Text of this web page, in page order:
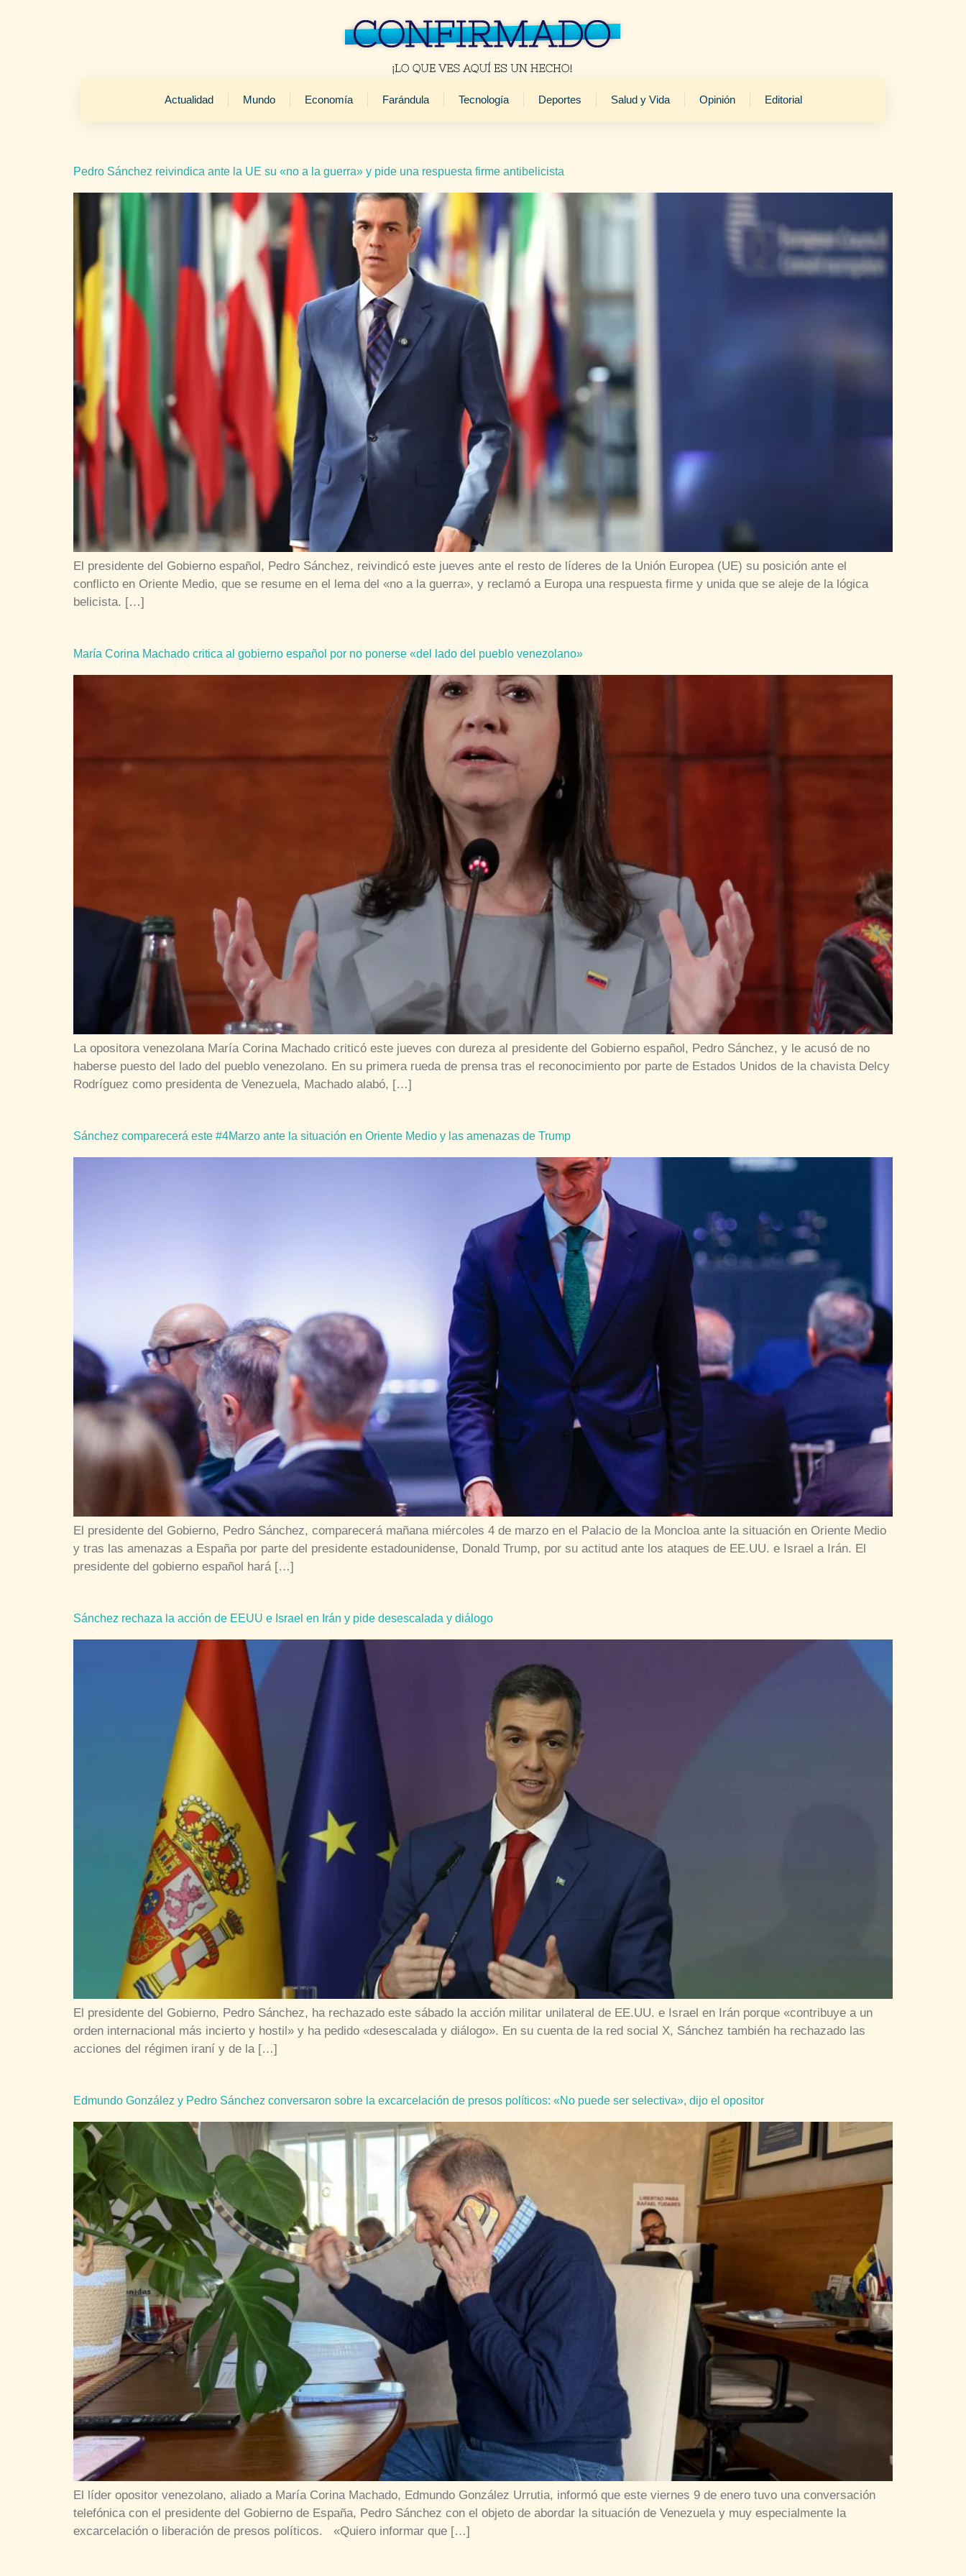
Actualidad Mundo Economía Farándula Tecnología Deportes Salud y Vida Opinión Editorial
Pedro Sánchez reivindica ante la UE su «no a la guerra» y pide una respuesta firme antibelicista
El presidente del Gobierno español, Pedro Sánchez, reivindicó este jueves ante el resto de líderes de la Unión Europea (UE) su posición ante el
conflicto en Oriente Medio, que se resume en el lema del «no a la guerra», y reclamó a Europa una respuesta firme y unida que se aleje de la lógica
belicista. […]
María Corina Machado critica al gobierno español por no ponerse «del lado del pueblo venezolano»
La opositora venezolana María Corina Machado criticó este jueves con dureza al presidente del Gobierno español, Pedro Sánchez, y le acusó de no
haberse puesto del lado del pueblo venezolano. En su primera rueda de prensa tras el reconocimiento por parte de Estados Unidos de la chavista Delcy
Rodríguez como presidenta de Venezuela, Machado alabó, […]
Sánchez comparecerá este #4Marzo ante la situación en Oriente Medio y las amenazas de Trump
El presidente del Gobierno, Pedro Sánchez, comparecerá mañana miércoles 4 de marzo en el Palacio de la Moncloa ante la situación en Oriente Medio
y tras las amenazas a España por parte del presidente estadounidense, Donald Trump, por su actitud ante los ataques de EE.UU. e Israel a Irán. El
presidente del gobierno español hará […]
Sánchez rechaza la acción de EEUU e Israel en Irán y pide desescalada y diálogo
El presidente del Gobierno, Pedro Sánchez, ha rechazado este sábado la acción militar unilateral de EE.UU. e Israel en Irán porque «contribuye a un
orden internacional más incierto y hostil» y ha pedido «desescalada y diálogo». En su cuenta de la red social X, Sánchez también ha rechazado las
acciones del régimen iraní y de la […]
Edmundo González y Pedro Sánchez conversaron sobre la excarcelación de presos políticos: «No puede ser selectiva», dijo el opositor
El líder opositor venezolano, aliado a María Corina Machado, Edmundo González Urrutia, informó que este viernes 9 de enero tuvo una conversación
telefónica con el presidente del Gobierno de España, Pedro Sánchez con el objeto de abordar la situación de Venezuela y muy especialmente la
excarcelación o liberación de presos políticos. «Quiero informar que […]